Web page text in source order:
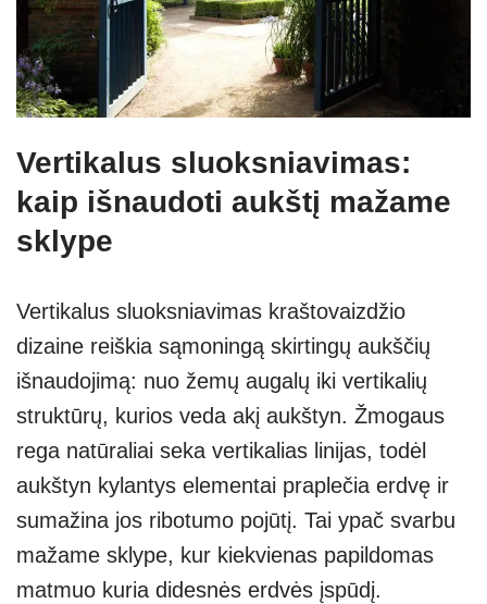
Vertikalus sluoksniavimas:
kaip išnaudoti aukštį mažame
sklype
Vertikalus sluoksniavimas kraštovaizdžio
dizaine reiškia sąmoningą skirtingų aukščių
išnaudojimą: nuo žemų augalų iki vertikalių
struktūrų, kurios veda akį aukštyn. Žmogaus
rega natūraliai seka vertikalias linijas, todėl
aukštyn kylantys elementai praplečia erdvę ir
sumažina jos ribotumo pojūtį. Tai ypač svarbu
mažame sklype, kur kiekvienas papildomas
matmuo kuria didesnės erdvės įspūdį.